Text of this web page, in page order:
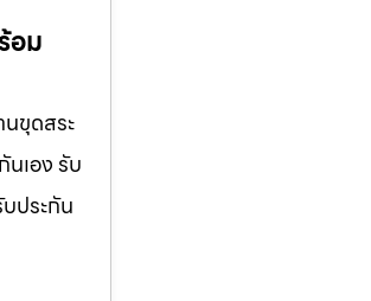
อม
นขุดสระ
เอง รับ
ประกัน